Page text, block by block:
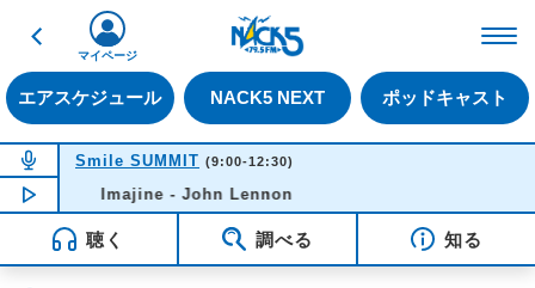
戻る
エアスケジュール NACK5 NEXT ポッドキャスト
マイページ
NOW ON AIR
Smile SUMMIT (9:00-12:30)
NOW PLAYING 10:52
Imajine - John Lennon
聴く 調べる 知る